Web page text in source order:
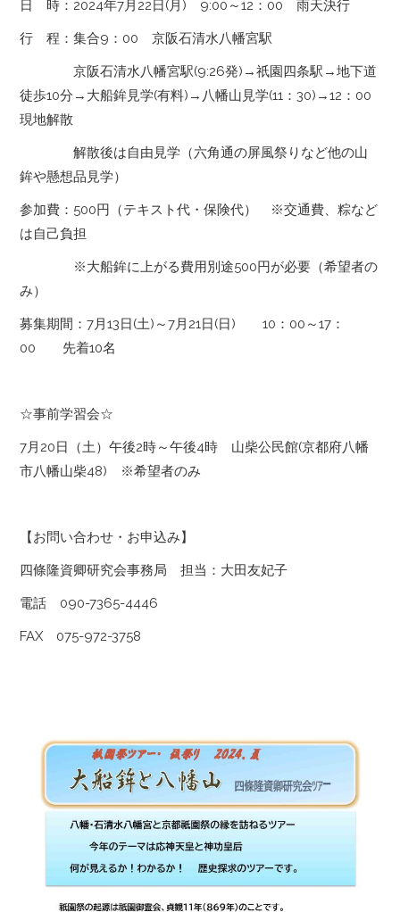
日 時：2024年7月22日(月) 9:00～12：00 雨天決行
行 程：集合9：00 京阪石清水八幡宮駅
京阪石清水八幡宮駅(9:26発)→祇園四条駅→地下道
徒歩10分→大船鉾見学(有料)→八幡山見学(11：30)→12：00
現地解散
解散後は自由見学（六角通の屏風祭りなど他の山
鉾や懸想品見学）
参加費：500円（テキスト代・保険代） ※交通費、粽など
は自己負担
※大船鉾に上がる費用別途500円が必要（希望者の
み）
募集期間：7月13日(土)～7月21日(日) 10：00～17：
00 先着10名
☆事前学習会☆
7月20日（土）午後2時～午後4時 山柴公民館(京都府八幡
市八幡山柴48) ※希望者のみ
【お問い合わせ・お申込み】
四條隆資卿研究会事務局 担当：大田友妃子
電話 090-7365-4446
FAX 075-972-3758